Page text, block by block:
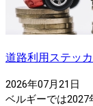
道路利用ステッ
2026年07月21日
ベルギーでは